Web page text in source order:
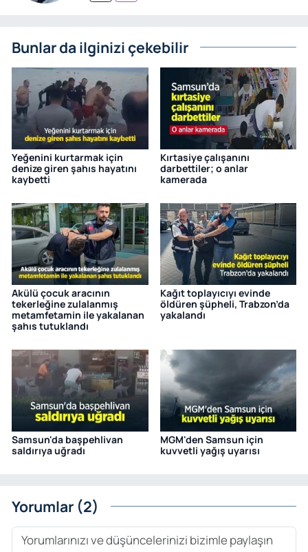
Bunlar da ilginizi çekebilir
Yeğenini kurtarmak için
denize giren şahıs hayatını
kaybetti
Kırtasiye çalışanını
darbettiler; o anlar
kamerada
Akülü çocuk aracının
tekerleğine zulalanmış
metamfetamin ile yakalanan
şahıs tutuklandı
Kağıt toplayıcıyı evinde
öldüren şüpheli, Trabzon’da
yakalandı
Samsun'da başpehlivan
saldırıya uğradı
MGM'den Samsun için
kuvvetli yağış uyarısı
Yorumlar (2)